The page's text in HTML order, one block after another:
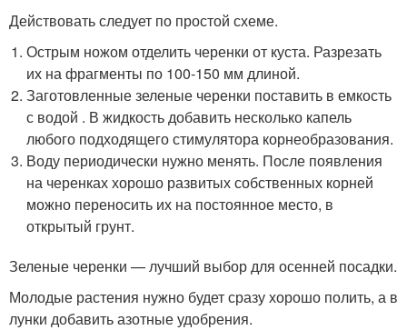
Действовать следует по простой схеме.
Острым ножом отделить черенки от куста. Разрезать
их на фрагменты по 100-150 мм длиной.
Заготовленные зеленые черенки поставить в емкость
с водой . В жидкость добавить несколько капель
любого подходящего стимулятора корнеобразования.
Воду периодически нужно менять. После появления
на черенках хорошо развитых собственных корней
можно переносить их на постоянное место, в
открытый грунт.
Зеленые черенки — лучший выбор для осенней посадки.
Молодые растения нужно будет сразу хорошо полить, а в
лунки добавить азотные удобрения.